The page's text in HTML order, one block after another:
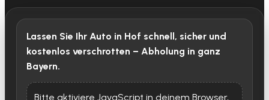
Lassen Sie Ihr Auto in Hof schnell, sicher und
kostenlos verschrotten – Abholung in ganz
Bayern.
Bitte aktiviere JavaScript in deinem Browser,